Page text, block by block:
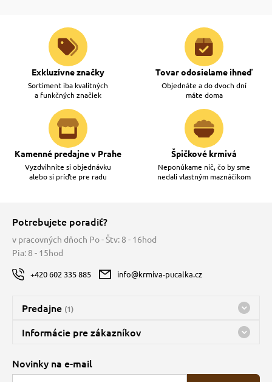
Exkluzívne značky
Sortiment iba kvalitných
a funkčných značiek
Tovar odosielame ihneď
Objednáte a do dvoch dní
máte doma
Kamenné predajne v Prahe
Vyzdvihnite si objednávku
alebo si príďte pre radu
Špičkové krmivá
Neponúkame nič, čo by sme
nedali vlastným maznáčikom
Potrebujete poradiť?
v pracovných dňoch Po - Štv: 8 - 16hod
Pia: 8 - 15hod
+420 602 335 885 info@krmiva-pucalka.cz
Predajne (1)
Predajňa a sklad Kbely
Bohužiaľ, momentálne máme zatvorené
Informácie pre zákazníkov
O spoločnosti
Novinky na e-mail